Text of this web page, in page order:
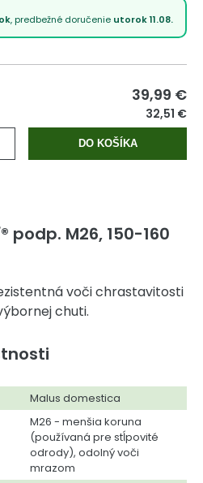
, predbežné doručenie utorok 11.08.
39,99 €
32,51 €
DO KOŠÍKA
podp. M26, 150-160
voči chrastavitosti
chuti.
Malus domestica
M26 - menšia koruna
(používaná pre stĺpovité
odrody), odolný voči
mrazom